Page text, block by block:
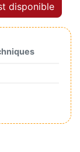
disponible